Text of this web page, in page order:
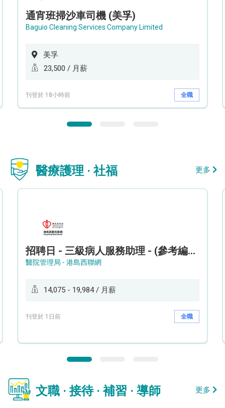
通宵班掃沙車司機 (美孚)
Baguio Cleaning Services Company Limited
美孚
23,500 / 月薪
刊登於 18小時前 全職
醫療護理 · 社福 更多
招聘日 - 三級病人服務助理 - (參考編號: HKWCS260107)
醫院管理局 - 港島西聯網
14,075 - 19,984 / 月薪
刊登於 1日前 全職
文職 · 接待 · 補習 · 導師 更多